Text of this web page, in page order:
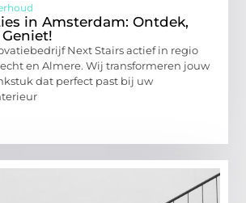
in Amsterdam: Ontdek,
Next Stairs actief in regio
en Almere. Wij transformeren jouw
dat perfect past bij uw